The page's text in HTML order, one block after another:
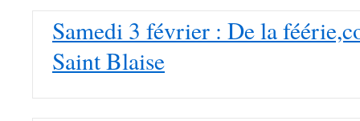
Samedi 3 février : De la
Saint Blaise